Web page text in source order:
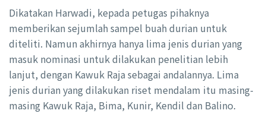
Dikatakan Harwadi, kepada petugas pihaknya
memberikan sejumlah sampel buah durian untuk
diteliti. Namun akhirnya hanya lima jenis durian yang
masuk nominasi untuk dilakukan penelitian lebih
lanjut, dengan Kawuk Raja sebagai andalannya. Lima
jenis durian yang dilakukan riset mendalam itu masing-
masing Kawuk Raja, Bima, Kunir, Kendil dan Balino.